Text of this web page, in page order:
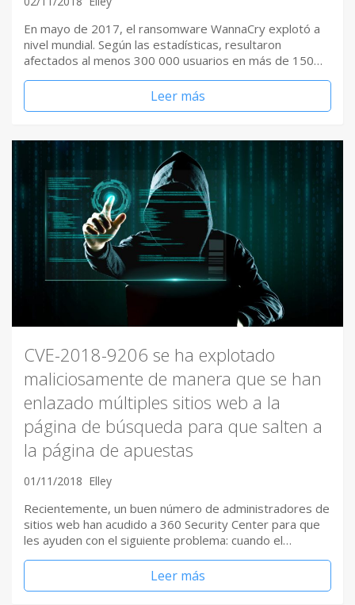
En mayo de 2017, el ransomware WannaCry explotó a
nivel mundial. Según las estadísticas, resultaron
afectados al menos 300 000 usuarios en más de 150…
Leer más
CVE-2018-9206 se ha explotado
maliciosamente de manera que se han
enlazado múltiples sitios web a la
página de búsqueda para que salten a
la página de apuestas
01/11/2018 Elley
Recientemente, un buen número de administradores de
sitios web han acudido a 360 Security Center para que
les ayuden con el siguiente problema: cuando el…
Leer más